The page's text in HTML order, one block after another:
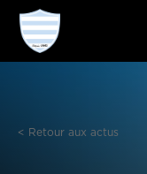
Aller
contenu
< Retour aux actus